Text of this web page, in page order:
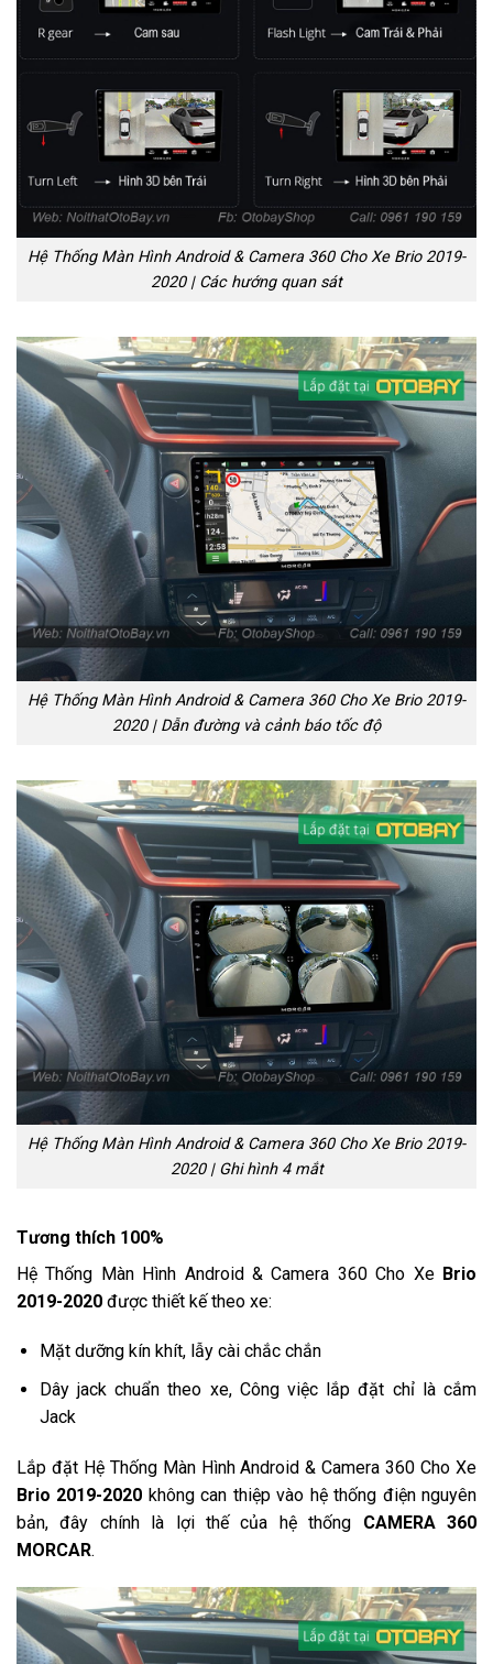
Hệ Thống Màn Hình Android & Camera 360 Cho Xe Brio 2019-
2020 | Các hướng quan sát
Hệ Thống Màn Hình Android & Camera 360 Cho Xe Brio 2019-
2020 | Dẫn đường và cảnh báo tốc độ
Hệ Thống Màn Hình Android & Camera 360 Cho Xe Brio 2019-
2020 | Ghi hình 4 mắt
Tương thích 100%
Hệ Thống Màn Hình Android & Camera 360 Cho Xe Brio
2019-2020 được thiết kế theo xe:
Mặt dưỡng kín khít, lẫy cài chắc chắn
Dây jack chuẩn theo xe, Công việc lắp đặt chỉ là cắm
Jack
Lắp đặt Hệ Thống Màn Hình Android & Camera 360 Cho Xe
Brio 2019-2020 không can thiệp vào hệ thống điện nguyên
bản, đây chính là lợi thế của hệ thống CAMERA 360
MORCAR.